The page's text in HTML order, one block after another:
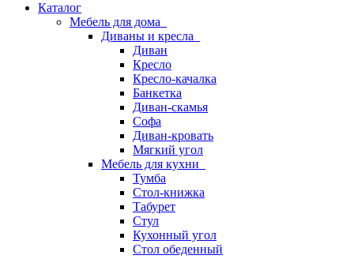
Каталог
Мебель для дома
Диваны и кресла
Диван
Кресло
Кресло-качалка
Банкетка
Диван-скамья
Софа
Диван-кровать
Мягкий угол
Мебель для кухни
Тумба
Стол-книжка
Табурет
Стул
Кухонный угол
Стол обеденный